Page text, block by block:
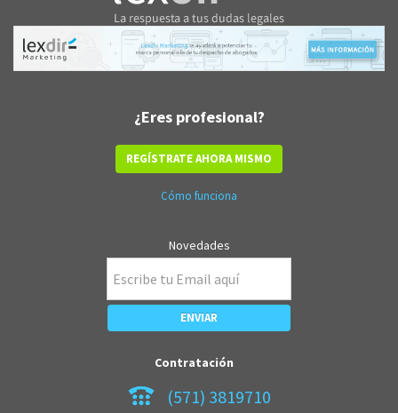
¿Eres profesional?
REGÍSTRATE AHORA MISMO
Cómo funciona
Novedades
Contratación
(571) 3819710